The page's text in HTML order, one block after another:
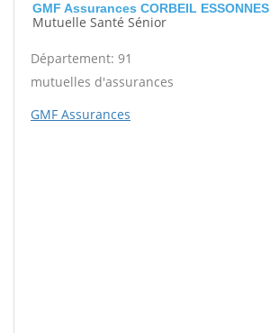
GMF Assurances CORBEIL ESSONNES
Mutuelle Santé Sénior
Département: 91
mutuelles d'assurances
GMF Assurances